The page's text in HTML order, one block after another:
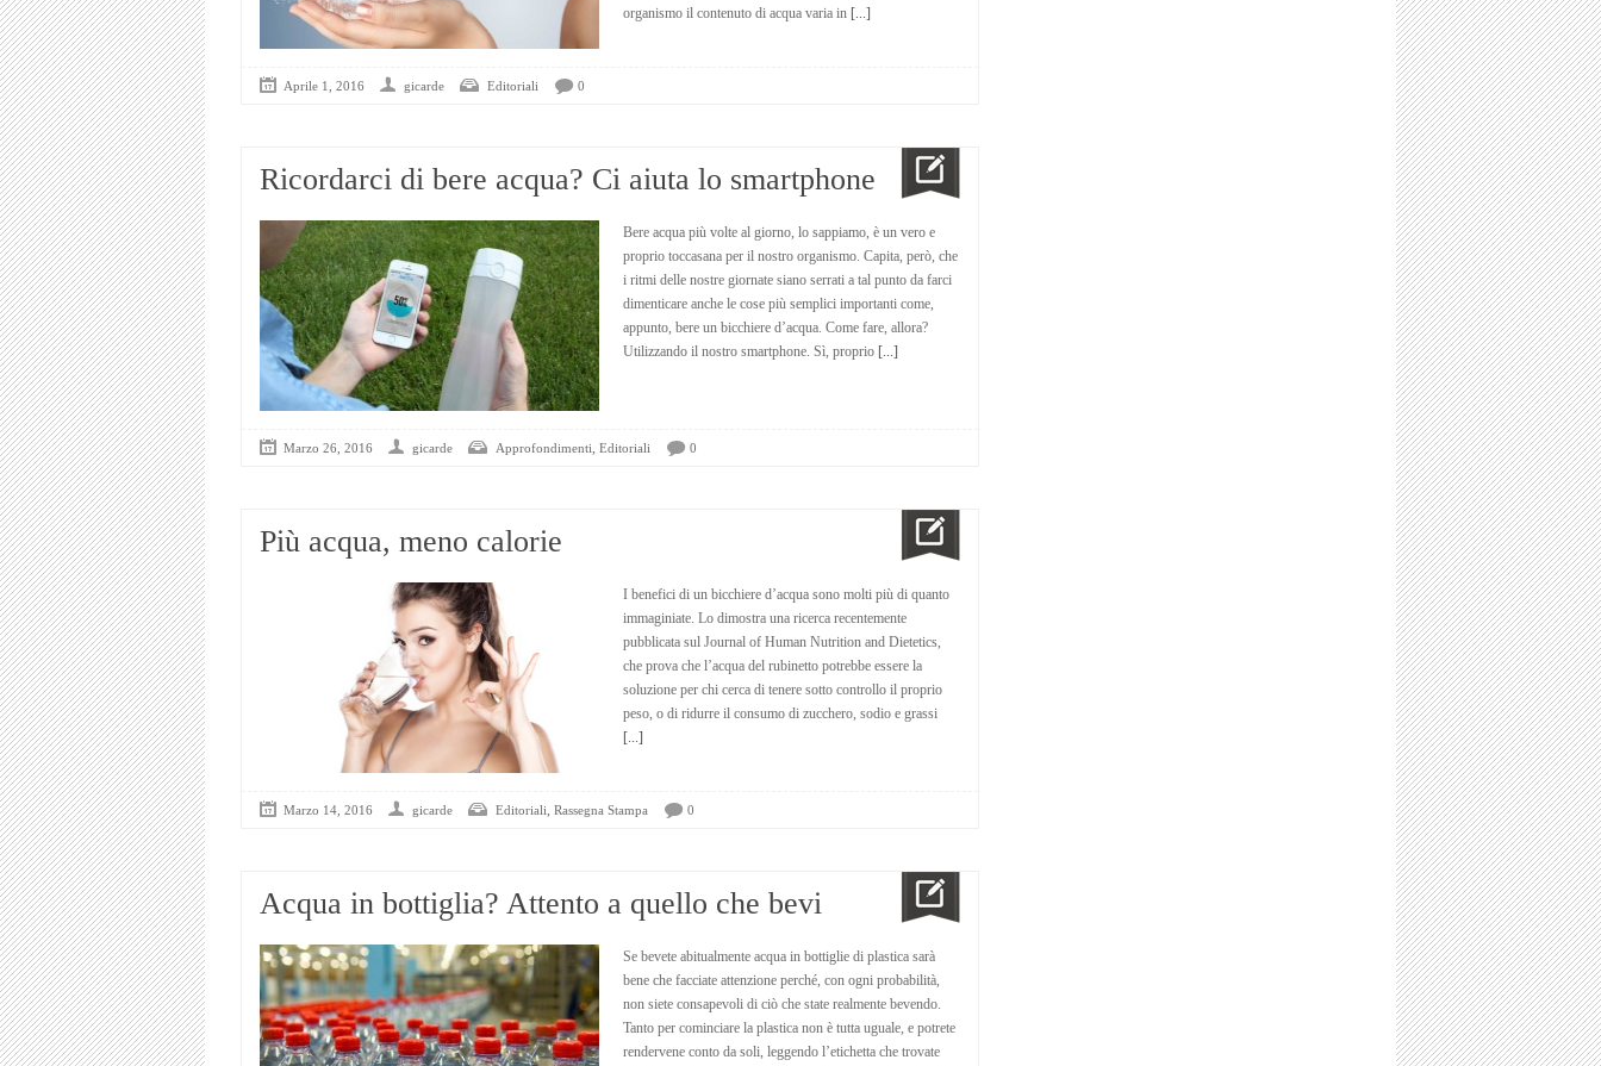
organismo il contenuto di acqua varia in [...]
Aprile 1, 2016 gicarde Editoriali 0
Ricordarci di bere acqua? Ci aiuta lo smartphone
Bere acqua più volte al giorno, lo sappiamo, è un vero e
proprio toccasana per il nostro organismo. Capita, però, che
i ritmi delle nostre giornate siano serrati a tal punto da farci
dimenticare anche le cose più semplici importanti come,
appunto, bere un bicchiere d’acqua. Come fare, allora?
Utilizzando il nostro smartphone. Sì, proprio [...]
Marzo 26, 2016 gicarde Approfondimenti, Editoriali 0
Più acqua, meno calorie
I benefici di un bicchiere d’acqua sono molti più di quanto
immaginiate. Lo dimostra una ricerca recentemente
pubblicata sul Journal of Human Nutrition and Dietetics,
che prova che l’acqua del rubinetto potrebbe essere la
soluzione per chi cerca di tenere sotto controllo il proprio
peso, o di ridurre il consumo di zucchero, sodio e grassi
[...]
Marzo 14, 2016 gicarde Editoriali, Rassegna Stampa 0
Acqua in bottiglia? Attento a quello che bevi
Se bevete abitualmente acqua in bottiglie di plastica sarà
bene che facciate attenzione perché, con ogni probabilità,
non siete consapevoli di ciò che state realmente bevendo.
Tanto per cominciare la plastica non è tutta uguale, e potrete
rendervene conto da soli, leggendo l’etichetta che trovate